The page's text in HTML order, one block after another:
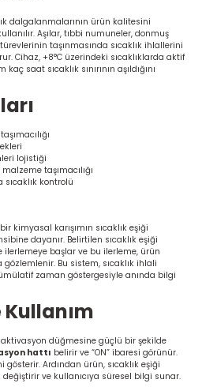
dalgalanmalarının ürün kalitesini
Aşılar, tıbbi numuneler, donmuş
taşınmasında sıcaklık ihlallerini
Cihaz, +8°C üzerindeki sıcaklıklarda aktif
saat sıcaklık sınırının aşıldığını
lojistiği
taşımacılığı
sıcaklık kontrolü
kimyasal karışımın sıcaklık eşiği
dayanır. Belirtilen sıcaklık eşiği
başlar ve bu ilerleme, ürün
Bu sistem, sıcaklık ihlali
zaman göstergesiyle anında bilgi
düğmesine güçlü bir şekilde
hattı belirir ve “ON” ibaresi görünür.
Ardından ürün, sıcaklık eşiği
değiştirir ve kullanıcıya süresel bilgi sunar.